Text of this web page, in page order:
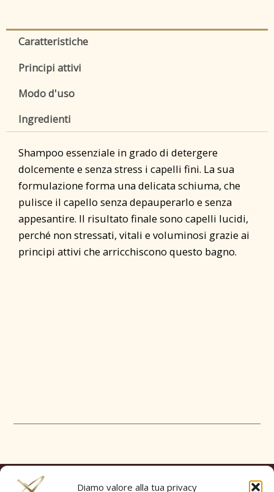
Diamo valore alla tua privacy
Caratteristiche
Principi attivi
Modo d'uso
Ingredienti
Shampoo essenziale in grado di detergere
dolcemente e senza stress i capelli fini. La sua
formulazione forma una delicata schiuma, che
pulisce il capello senza depauperarlo e senza
appesantire. Il risultato finale sono capelli lucidi,
perché non stressati, vitali e voluminosi grazie ai
principi attivi che arricchiscono questo bagno.